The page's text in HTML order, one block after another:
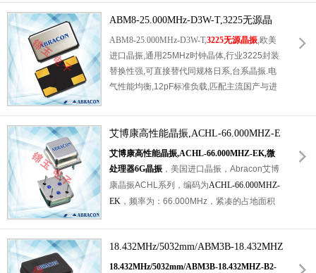
平稳,支持无铅回流焊,适配自动化SMT生产.广
泛应用物联网模块,蓝牙WiFi终端,工控主板,嵌
入式设备.深圳统一电子原装渠道供货,常备现
货,支持样品申领,提供规格书与时钟电路选型
技术支持.
ABM8-25.000MHz-D3W-T,3225无源晶
振,欧美进口晶振
ABM8-25.000MHz-D3W-T,3225无源晶振,欧美
进口晶振,通用25MHz时钟晶体,行业3225封装
替换性强,可直接替代同规格日系,台系晶振.电
气性能均衡,12pF标准负载,匹配主流国产与进
周期.宽温工作区间适配室内,户外轻型工业设
备,陶瓷基座搭配金属封盖,隔绝粉尘与水汽,避
免长期使用频点漂移.晶片谐振波形干净,减少
数字信号抖动,保障高速数据传输稳定.多用于
智能充电桩控制板,蓝牙音频模组,安防摄像主
板,便携式检测仪器.
艾博康高性能晶振,ACHL-66.000MHZ-E
K,微处理器6G晶振
艾博康高性能晶振,ACHL-66.000MHZ-EK,微
处理器6G晶振 ， 美国进口晶振， Abracon艾博
康晶振ACHL系列，编码为ACHL-66.000MHZ-
EK ，频率为：66.000MHz， 紧凑的占地面积
石英晶体振荡器，有源晶振，工作温度范围：
0至+70℃，半尺寸下降低电压3.3V，
HCMOS/TTL兼容的晶体时钟振荡器，工作温
18.432MHz/5032mm/ABM3B-18.432MHZ
-B2-T/18pF/±50ppm/SMD
18.432MHz/5032mm/ABM3B-18.432MHZ-B2-